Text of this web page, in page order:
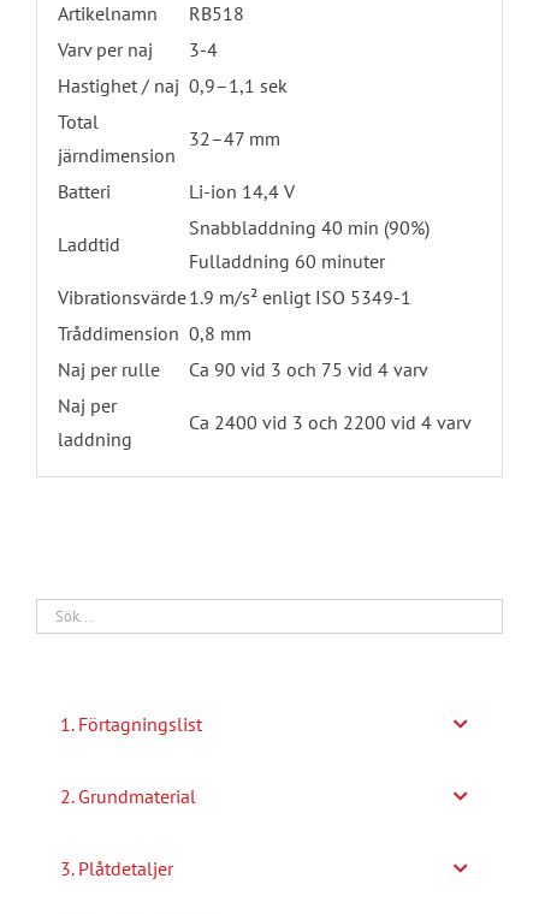
Artikelnamn
RB518
Varv per naj
3-4
Hastighet / naj 0,9–1,1 sek
Total
järndimension
32–47 mm
Batteri Li-ion 14,4 V
Laddtid
Snabbladdning 40 min (90%)
Fulladdning 60 minuter
Vibrationsvärde1.9 m/s² enligt ISO 5349-1
Tråddimension 0,8 mm
Naj per rulle
Ca 90 vid 3 och 75 vid 4 varv
Naj per
laddning
Ca 2400 vid 3 och 2200 vid 4 varv
1. Förtagningslist
2. Grundmaterial
3. Plåtdetaljer